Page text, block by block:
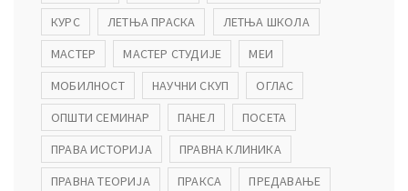
КУРС
ЛЕТЊА ПРАСКА
ЛЕТЊА ШКОЛА
МАСТЕР
МАСТЕР СТУДИЈЕ
МЕИ
МОБИЛНОСТ
НАУЧНИ СКУП
ОГЛАС
ОПШТИ СЕМИНАР
ПАНЕЛ
ПОСЕТА
ПРАВА ИСТОРИЈА
ПРАВНА КЛИНИКА
ПРАВНА ТЕОРИЈА
ПРАКСА
ПРЕДАВАЊЕ